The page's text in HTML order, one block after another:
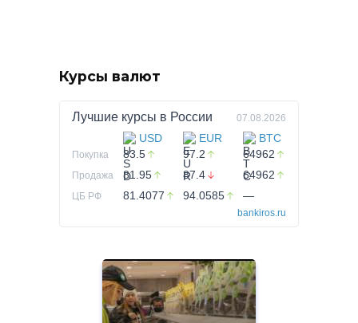
Курсы валют
Лучшие курсы в России 07.08.2026
USD EUR BTC
Покупка 83.5 97.2 64962
Продажа 81.95 87.4 64962
ЦБ РФ 81.4077 94.0585 —
bankiros.ru